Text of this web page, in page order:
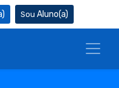
Aluno(a)